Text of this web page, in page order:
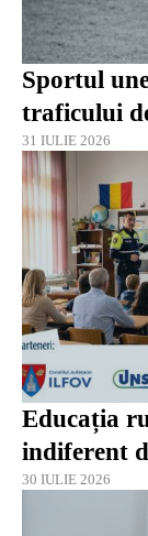
Sportul
traficului
31 IULIE 2026
Educația
indiferent
30 IULIE 2026